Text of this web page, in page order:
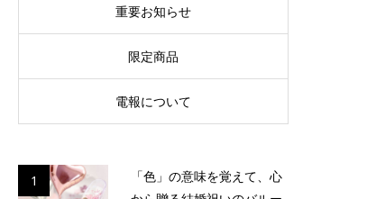
重要お知らせ
限定商品
電報について
1
「色」の意味を覚えて、心